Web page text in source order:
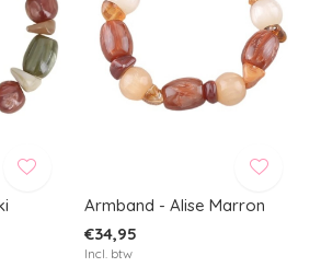
Armband - Alise Marron
€34,95
Incl. btw